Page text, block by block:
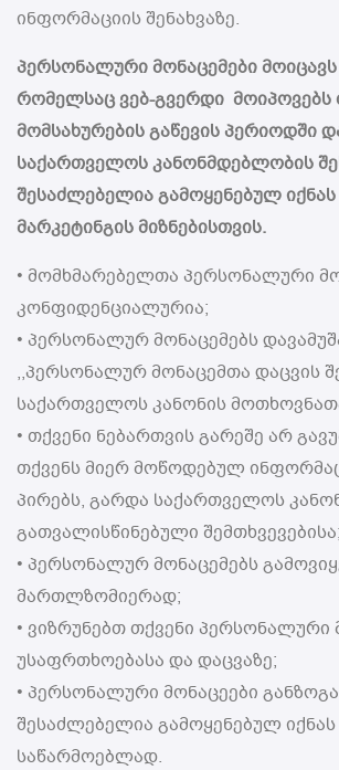
ინფორმაციის შენახვაზე.
პერსონალური მონაცემები
რომელსაც ვებ-გვერდი მოიპოვებს
მომსახურების გაწევის პერიოდში
საქართველოს კანონმდებლობის
შესაძლებელია გამოყენებულ
მარკეტინგის მიზნებისთვის.
• მომხმარებელთა პერსონალური
კონფიდენციალურია;
• პერსონალურ მონაცემებს
,,პერსონალურ მონაცემთა დაცვის
საქართველოს კანონის
• თქვენი ნებართვის გარეშე არ
თქვენს მიერ მოწოდებულ
პირებს, გარდა საქართველოს
გათვალისწინებული შემთხვევებისა;
• პერსონალურ მონაცემებს
მართლზომიერად;
• ვიზრუნებთ თქვენი პერსონალური
უსაფრთხოებასა და დაცვაზე;
• პერსონალური მონაცეები
შესაძლებელია გამოყენებულ იქნას
საწარმოებლად.